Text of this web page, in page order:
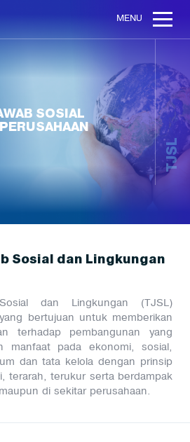
MENU
SOSIAL
TJSL
Sosial dan Lingkungan
dan Lingkungan (TJSL)
bertujuan untuk memberikan
terhadap pembangunan yang
manfaat pada ekonomi, sosial,
dan tata kelola dengan prinsip
terarah, terukur serta berdampak
di sekitar perusahaan.